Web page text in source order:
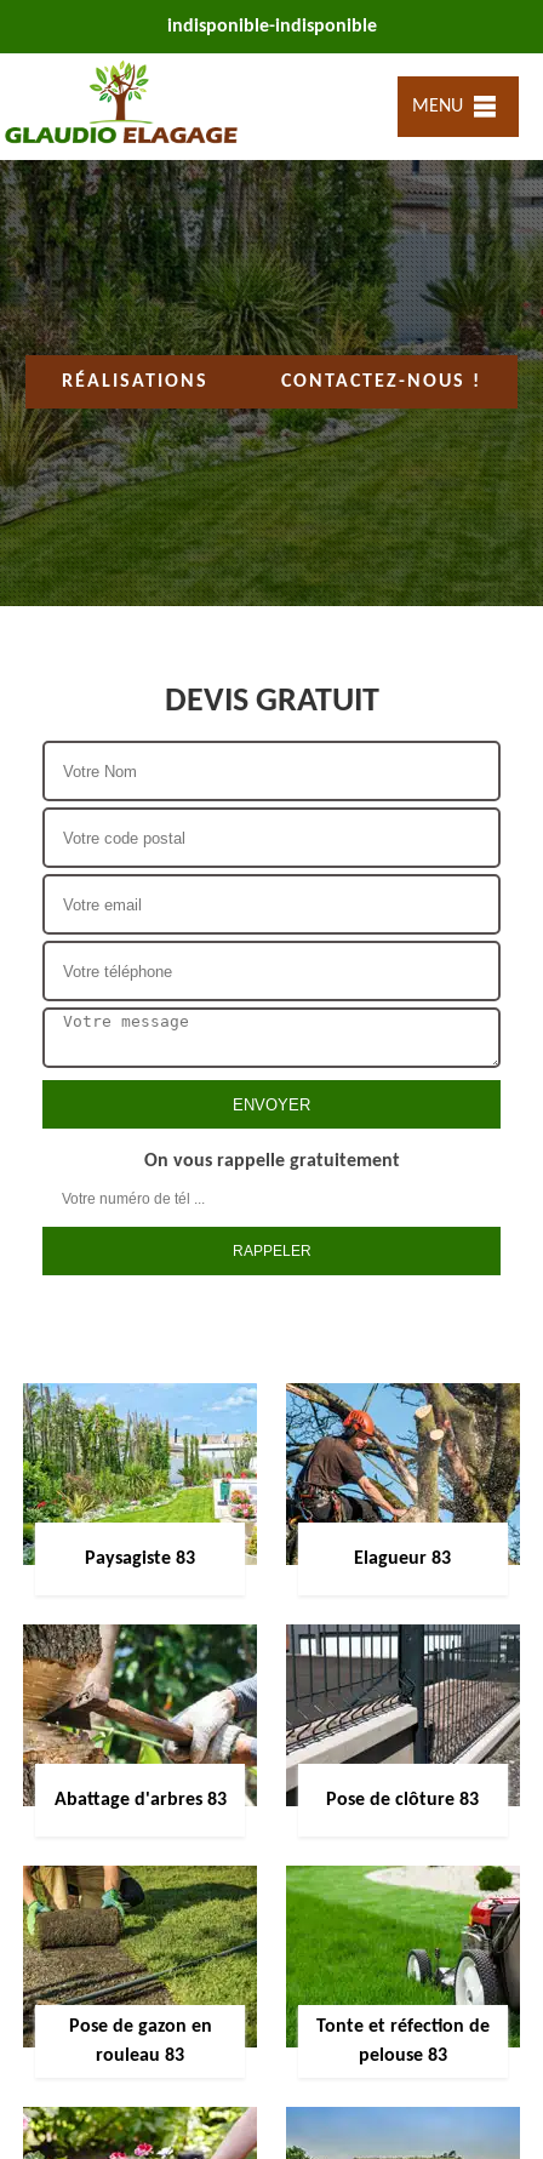
indisponible-indisponible
MENU
RÉALISATIONS CONTACTEZ-NOUS !
DEVIS GRATUIT
On vous rappelle gratuitement
Paysagiste 83 Elagueur 83
Abattage d'arbres 83 Pose de clôture 83
Pose de gazon en
rouleau 83
Tonte et réfection de
pelouse 83